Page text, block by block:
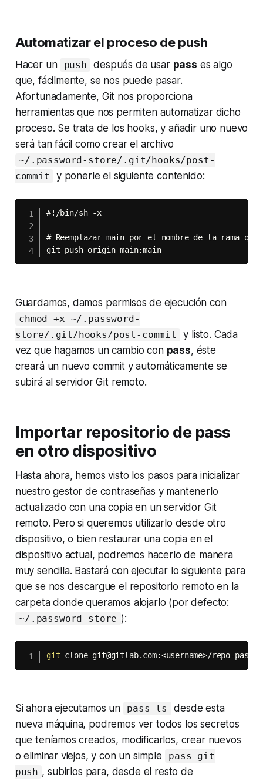
Automatizar el proceso de push
Hacer un push después de usar pass es algo
que, fácilmente, se nos puede pasar.
Afortunadamente, Git nos proporciona
herramientas que nos permiten automatizar dicho
proceso. Se trata de los hooks, y añadir uno nuevo
será tan fácil como crear el archivo
~/.password-store/.git/hooks/post-
commit
y ponerle el siguiente contenido:
#!/bin/sh -x
# Reemplazar main por el nombre de la rama que
git push origin main:main
Guardamos, damos permisos de ejecución con
chmod +x ~/.password-
store/.git/hooks/post-commit
y listo. Cada
vez que hagamos un cambio con pass, éste
creará un nuevo commity automáticamente se
subirá al servidor Git remoto.
Importar repositorio de pass
en otro dispositivo
Hasta ahora, hemos visto los pasos para inicializar
nuestro gestor de contraseñas y mantenerlo
actualizado con una copia en un servidor Git
remoto. Pero si queremos utilizarlo desde otro
dispositivo, o bien restaurar una copia en el
dispositivo actual, podremos hacerlo de manera
muy sencilla. Bastará con ejecutar lo siguiente para
que se nos descargue el repositorio remoto en la
carpeta donde queramos alojarlo (por defecto:
~/.password-store ):
git clone git@gitlab.com:<username>/repo-
Si ahora ejecutamos un pass ls
desde esta
nueva máquina, podremos ver todos los secretos
que teníamos creados, modificarlos, crear nuevos
o eliminar viejos, y con un simple
pass git
push , subirlos para, desde el resto de